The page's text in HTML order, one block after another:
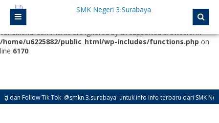
Deprecated
: Function WP_Dependencies->add_data() was called
with an argument that is
conditional comments are ignored by all supported browsers. in
/home/u6225882/public_html/wp-includes/functions.php on
line 6170
Tik Tok @smkn.3.surabaya untuk info info terbaru dari SMK Negeri 3